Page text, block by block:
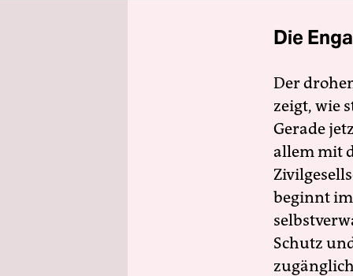
Die
Der
zeigt, wie
Gerade
allem mit
beginnt
Schutz